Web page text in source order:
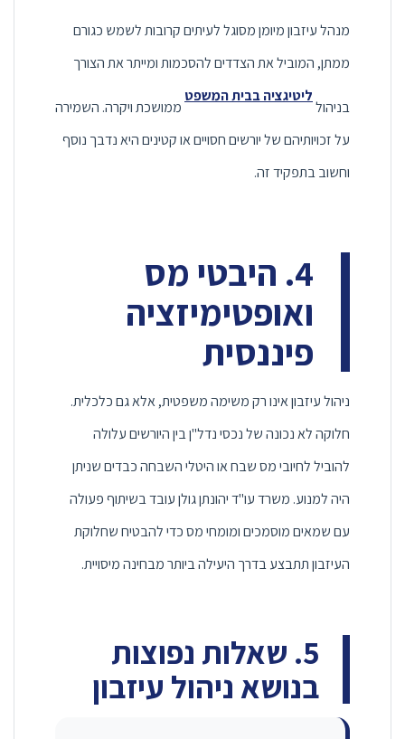
מנהל עיזבון מיומן מסוגל לעיתים קרובות לשמש כגורם
ממתן, המוביל את הצדדים להסכמות ומייתר את הצורך
בניהול
ליטיגציה בבית המשפט
ממושכת ויקרה. השמירה
על זכויותיהם של יורשים חסויים או קטינים היא נדבך נוסף
וחשוב בתפקיד זה.
4. היבטי מס
ואופטימיזציה
פיננסית
ניהול עיזבון אינו רק משימה משפטית, אלא גם כלכלית.
חלוקה לא נכונה של נכסי נדל"ן בין היורשים עלולה
להוביל לחיובי מס שבח או היטלי השבחה כבדים שניתן
היה למנוע. משרד עו"ד יהונתן גולן עובד בשיתוף פעולה
עם שמאים מוסמכים ומומחי מס כדי להבטיח שחלוקת
העיזבון תתבצע בדרך היעילה ביותר מבחינה מיסויית.
5. שאלות נפוצות
בנושא ניהול עיזבון